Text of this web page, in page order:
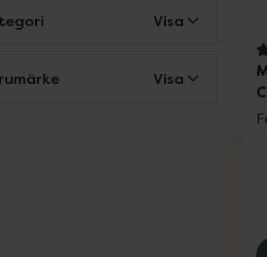
Visa
Visa